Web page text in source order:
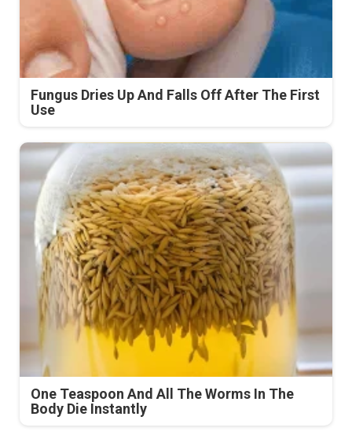
Fungus Dries Up And Falls Off After The First
Use
One Teaspoon And All The Worms In The
Body Die Instantly